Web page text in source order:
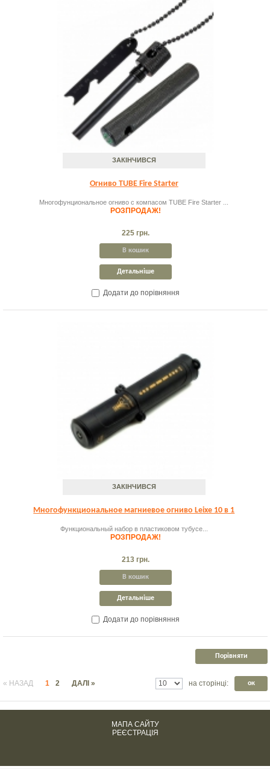
ЗАКІНЧИВСЯ
Огниво TUBE Fire Starter
Многофунциональное огниво с компасом TUBE Fire Starter ...
РОЗПРОДАЖ!
225 грн.
В кошик
Детальніше
Додати до порівняння
ЗАКІНЧИВСЯ
Многофункциональное магниевое огниво Leixe 10 в 1
Функциональный набор в пластиковом тубусе...
РОЗПРОДАЖ!
213 грн.
В кошик
Детальніше
Додати до порівняння
« НАЗАД 1 2 ДАЛІ » ок
на сторінці:
МАПА САЙТУ
РЕЄСТРАЦІЯ